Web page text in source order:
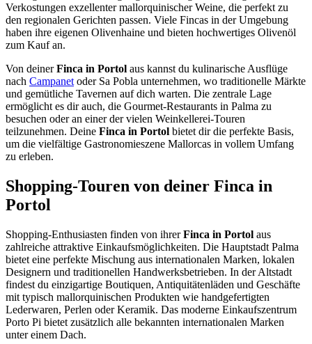
Verkostungen exzellenter mallorquinischer Weine, die perfekt zu
den regionalen Gerichten passen. Viele Fincas in der Umgebung
haben ihre eigenen Olivenhaine und bieten hochwertiges Olivenöl
zum Kauf an.
Von deinerFinca in Portol aus kannst du kulinarische Ausflüge
nach Campanet oder Sa Pobla unternehmen, wo traditionelle Märkte
und gemütliche Tavernen auf dich warten. Die zentrale Lage
ermöglicht es dir auch, die Gourmet-Restaurants in Palma zu
besuchen oder an einer der vielen Weinkellerei-Touren
teilzunehmen. Deine Finca in Portol bietet dir die perfekte Basis,
um die vielfältige Gastronomieszene Mallorcas in vollem Umfang
zu erleben.
Shopping-Touren von deiner Finca in
Portol
Shopping-Enthusiasten finden von ihrerFinca in Portol aus
zahlreiche attraktive Einkaufsmöglichkeiten. Die Hauptstadt Palma
bietet eine perfekte Mischung aus internationalen Marken, lokalen
Designern und traditionellen Handwerksbetrieben. In der Altstadt
findest du einzigartige Boutiquen, Antiquitätenläden und Geschäfte
mit typisch mallorquinischen Produkten wie handgefertigten
Lederwaren, Perlen oder Keramik. Das moderne Einkaufszentrum
Porto Pi bietet zusätzlich alle bekannten internationalen Marken
unter einem Dach.